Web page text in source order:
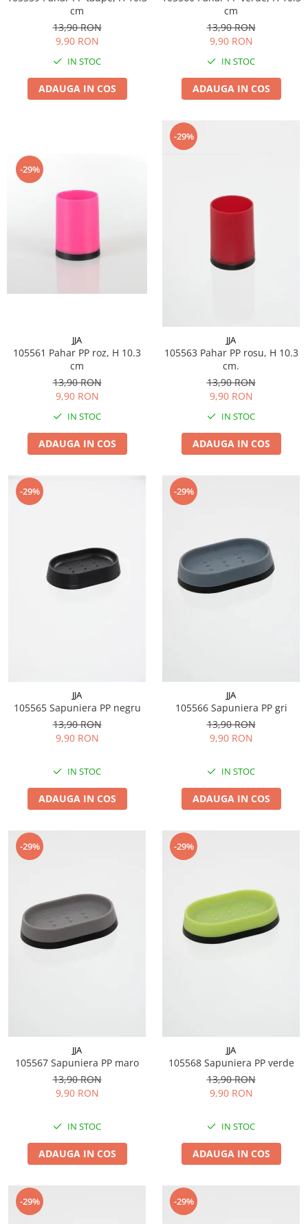
Bricolaj si gradina
cm
13,90 RON
9,90 RON
IN STOC
ADAUGA IN COS
cm
13,90 RON
9,90 RON
IN STOC
ADAUGA IN COS
-29%
JJA
105561 Pahar PP roz, H 10.3
cm
13,90 RON
9,90 RON
IN STOC
ADAUGA IN COS
-29%
JJA
105563 Pahar PP rosu, H 10.3
cm.
13,90 RON
9,90 RON
IN STOC
ADAUGA IN COS
-29%
JJA
105565 Sapuniera PP negru
13,90 RON
9,90 RON
IN STOC
ADAUGA IN COS
-29%
JJA
105566 Sapuniera PP gri
13,90 RON
9,90 RON
IN STOC
ADAUGA IN COS
-29%
JJA
105567 Sapuniera PP maro
13,90 RON
9,90 RON
IN STOC
ADAUGA IN COS
-29%
JJA
105568 Sapuniera PP verde
13,90 RON
9,90 RON
IN STOC
ADAUGA IN COS
-29% -29%